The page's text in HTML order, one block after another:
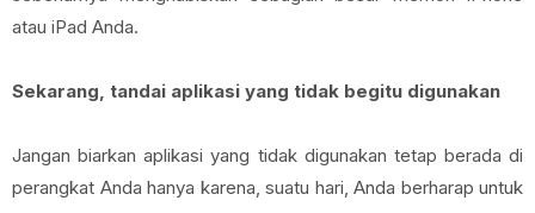
atau iPad Anda.
Sekarang, tandai aplikasi yang tidak begitu digunakan
Jangan biarkan aplikasi yang tidak digunakan tetap berada di
perangkat Anda hanya karena, suatu hari, Anda berharap untuk